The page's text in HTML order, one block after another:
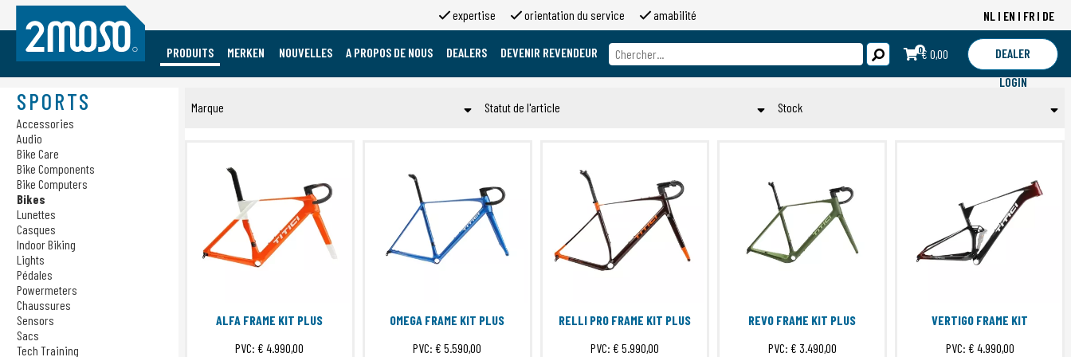
expertise orientation du service amabilité NL EN FR DE
PRODUITS
Bike Computers
Lunettes
Casques
Indoor Biking
Powermeters
Chaussures
MERKEN NOUVELLES A PROPOS DE NOUS
A propos de 2moso
Contact
DEALERS DEVENIR REVENDEUR 0€ 0,00
DEALER
LOGIN
SPORTS
Accessories
Audio
Bike Care
Bike Components
Bike Computers
Bikes
Lunettes
Casques
Indoor Biking
Lights
Pédales
Powermeters
Chaussures
Sensors
Sacs
Tech Training
Marque Statut de l'article Stock
ALFA FRAME KIT PLUS
PVC:€ 4.990,00
OMEGA FRAME KIT PLUS
PVC:€ 5.590,00
RELLI PRO FRAME KIT PLUS
PVC: € 5.990,00
REVO FRAME KIT PLUS
PVC: € 3.490,00
VERTIGO FRAME KIT
PVC: € 4.990,00